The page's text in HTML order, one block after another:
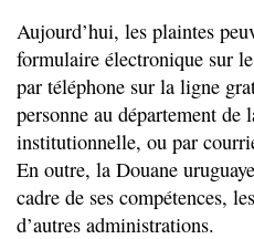
Aujourd’hui, les plaintes
formulaire électronique sur
par téléphone sur la ligne
personne au département de
institutionnelle, ou par
En outre, la Douane
cadre de ses compétences,
d’autres administrations.